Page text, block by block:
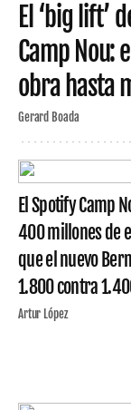
El ‘big lift’
Camp Nou:
obra hasta
Gerard Boada
El Spotify Camp
400 millones de
que el nuevo
1.800 contra
Artur López